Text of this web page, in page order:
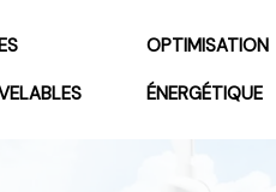
OPTIMISATION
ÉNERGÉTIQUE